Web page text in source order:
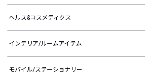
ヘルス&コスメティクス
インテリア/ルームアイテム
モバイル/ステーショナリー